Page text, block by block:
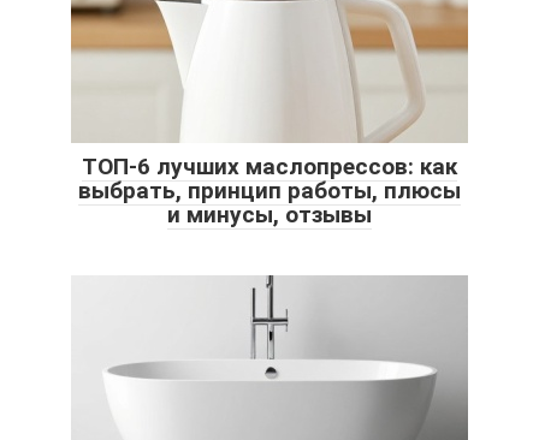
ТОП-6 лучших маслопрессов: как
выбрать, принцип работы, плюсы
и минусы, отзывы